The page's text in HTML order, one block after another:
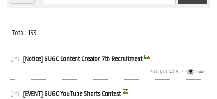
Total: 163
공지 [Notice] GUGC Content Creator 7th Recruitment
26/03/18 14:09 / 3,441
공지 [EVENT] GUGC YouTube Shorts Contest